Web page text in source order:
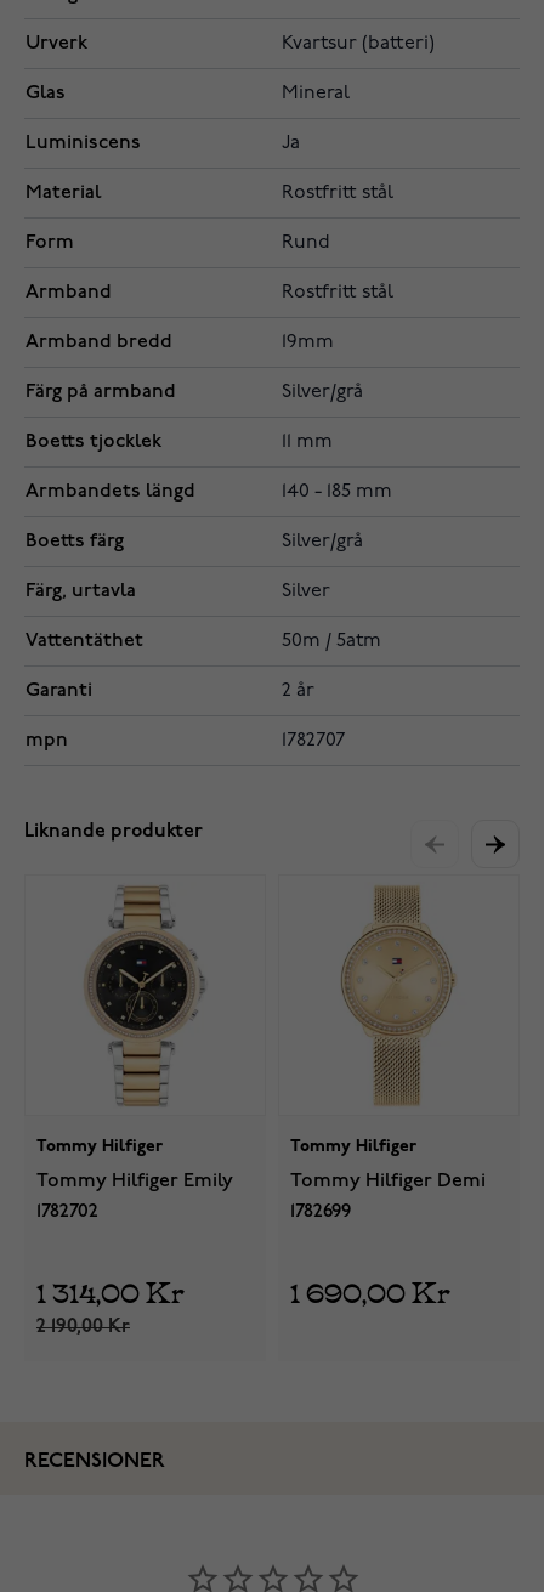
Urverk Kvartsur (batteri)
Glas Mineral
Luminiscens Ja
Material Rostfritt stål
Form Rund
Armband Rostfritt stål
Armband bredd 19mm
Färg på armband Silver/grå
Boetts tjocklek 11 mm
Armbandets längd 140 - 185 mm
Boetts färg Silver/grå
Färg, urtavla Silver
Vattentäthet 50m / 5atm
Garanti 2 år
mpn 1782707
Liknande produkter
Tommy Hilfiger
Tommy Hilfiger Emily
1782702
1 314,00 Kr
2 190,00 Kr
Tommy Hilfiger
Tommy Hilfiger Demi
1782699
1 690,00 Kr
RECENSIONER